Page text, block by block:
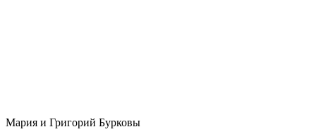
Мария и Григорий Бурковы